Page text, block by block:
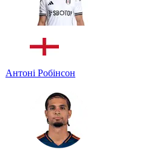
Антоні Робінсон